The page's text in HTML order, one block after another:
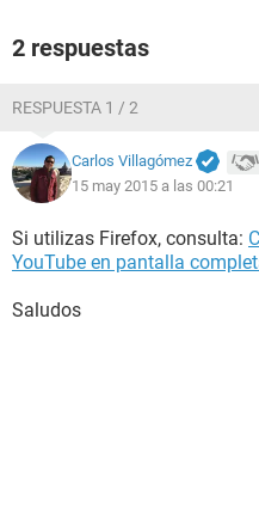
2 respuestas
RESPUESTA 1 / 2
Carlos Villagómez
15 may 2015 a las 00:21
Si utilizas Firefox, consulta:
YouTube en pantalla
Saludos